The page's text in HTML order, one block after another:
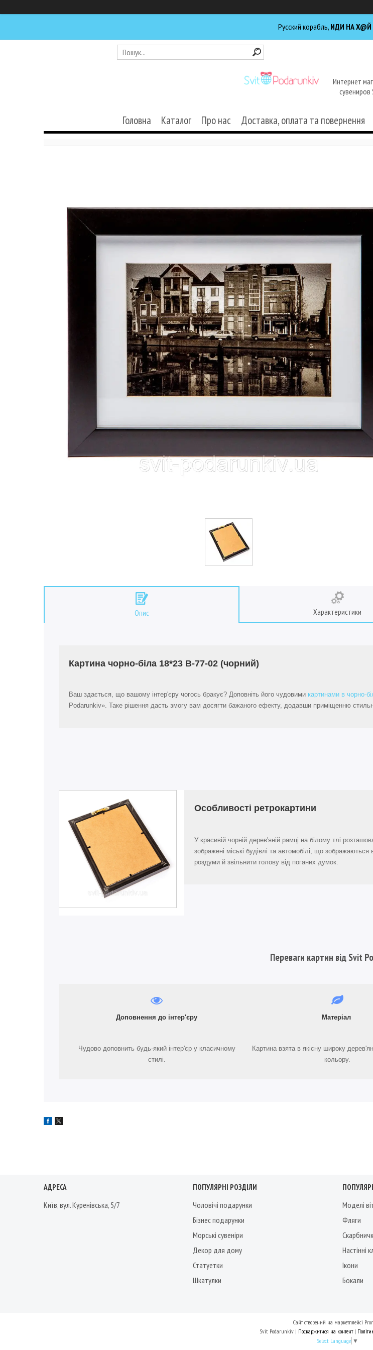
Русский корабль, ИДИ НА Х@Й
Интернет
Головна Каталог Про нас Доставка, оплата та повернення
Опис Характеристики
Картина чорно-біла 18*23 B-77-02 (чорний)
Ваш здається, що вашому інтер'єру чогось бракує? Доповніть його чудовими картинами в чорно-
Podarunkiv». Таке рішення дасть змогу вам досягти бажаного ефекту, додавши приміщенню
Особливості ретрокартини
У красивій чорній дерев'яній рамці на білому тлі
зображені міські будівлі та автомобілі, що
роздуми й звільнити голову від поганих думок.
Переваги картин від Svit
Доповнення до інтер'єру
Чудово доповнить будь-який інтер'єр у класичному
стилі.
Матеріал
Картина взята в якісну широку
кольору.
АДРЕСА
Київ, вул. Куренівська, 5/7
ПОПУЛЯРНІ РОЗДІЛИ
Чоловічі подарунки
Бізнес подарунки
Морські сувеніри
Декор для дому
Статуетки
Шкатулки
Моделі
Фляги
Настінні
Ікони
Бокали
Сайт створений на маркетплейсі
Svit Podarunkiv | Поскаржитися на контент |
Select Language ▼